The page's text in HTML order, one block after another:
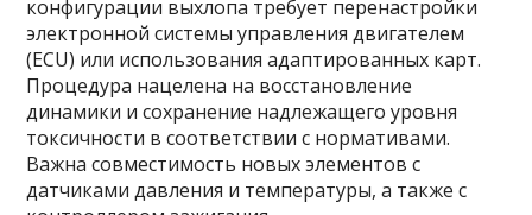
конфигурации выхлопа требует перенастройки
электронной системы управления двигателем
(ECU) или использования адаптированных карт.
Процедура нацелена на восстановление
динамики и сохранение надлежащего уровня
токсичности в соответствии с нормативами.
Важна совместимость новых элементов с
датчиками давления и температуры, а также с